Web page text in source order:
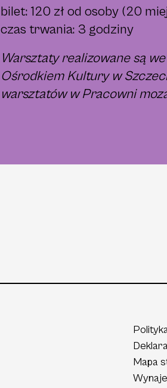
bilet: 120 zł od osoby (20
czas trwania: 3 godziny
Warsztaty realizowane są
Ośrodkiem Kultury w
warsztatów w Pracowni
Mapa